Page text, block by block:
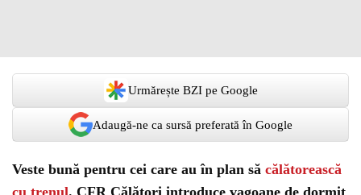
Urmărește BZI pe Google
Adaugă-ne ca sursă preferată în Google
Veste bună pentru cei care au în plan să călătorească
cu trenul. CFR Călători introduce vagoane de dormit